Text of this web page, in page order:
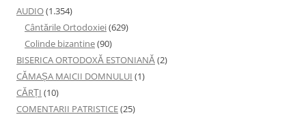
AUDIO(1.354)
Cântările Ortodoxiei(629)
Colinde bizantine(90)
BISERICA ORTODOXĂ ESTONIANĂ(2)
CĂMAȘA MAICII DOMNULUI (1)
CĂRȚI (10)
COMENTARII PATRISTICE(25)